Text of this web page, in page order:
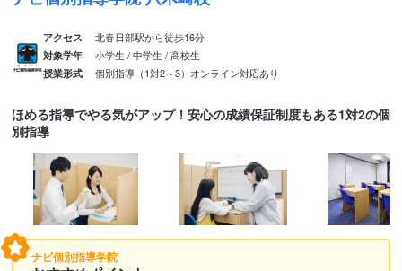
アクセス 北春日部駅から徒歩16分
対象学年 小学生 / 中学生 / 高校生
授業形式 個別指導（1対2～3） オンライン対応あり
ほめる指導でやる気がアップ！安心の成績保証制度もある1対2の個
別指導
ナビ個別指導学院